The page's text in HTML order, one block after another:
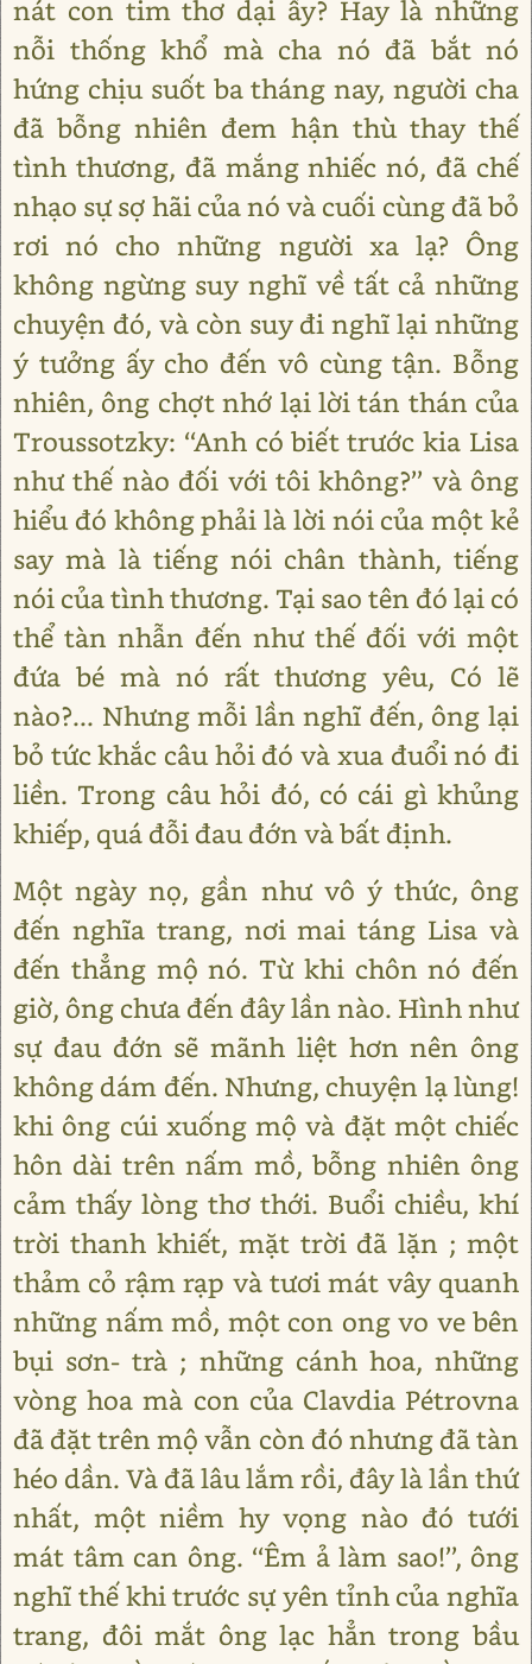
nát con tim thơ dại ấy? Hay là những
nỗi thống khổ mà cha nó đã bắt nó
hứng chịu suốt ba tháng nay, người cha
đã bỗng nhiên đem hận thù thay thế
tình thương, đã mắng nhiếc nó, đã chế
nhạo sự sợ hãi của nó và cuối cùng đã bỏ
rơi nó cho những người xa lạ? Ông
không ngừng suy nghĩ về tất cả những
chuyện đó, và còn suy đi nghĩ lại những
ý tưởng ấy cho đến vô cùng tận. Bỗng
nhiên, ông chợt nhớ lại lời tán thán của
Troussotzky: ‘‘Anh có biết trước kia Lisa
như thế nào đối với tôi không?’’ và ông
hiểu đó không phải là lời nói của một kẻ
say mà là tiếng nói chân thành, tiếng
nói của tình thương. Tại sao tên đó lại có
thể tàn nhẫn đến như thế đối với một
đứa bé mà nó rất thương yêu, Có lẽ
nào?... Nhưng mỗi lần nghĩ đến, ông lại
bỏ tức khắc câu hỏi đó và xua đuổi nó đi
liền. Trong câu hỏi đó, có cái gì khủng
khiếp, quá đỗi đau đớn và bất định.
Một ngày nọ, gần như vô ý thức, ông
đến nghĩa trang, nơi mai táng Lisa và
đến thẳng mộ nó. Từ khi chôn nó đến
giờ, ông chưa đến đây lần nào. Hình như
sự đau đớn sẽ mãnh liệt hơn nên ông
không dám đến. Nhưng, chuyện lạ lùng!
khi ông cúi xuống mộ và đặt một chiếc
hôn dài trên nấm mồ, bỗng nhiên ông
cảm thấy lòng thơ thới. Buổi chiều, khí
trời thanh khiết, mặt trời đã lặn ; một
thảm cỏ rậm rạp và tươi mát vây quanh
những nấm mồ, một con ong vo ve bên
bụi sơn- trà ; những cánh hoa, những
vòng hoa mà con của Clavdia Pétrovna
đã đặt trên mộ vẫn còn đó nhưng đã tàn
héo dần. Và đã lâu lắm rồi, đây là lần thứ
nhất, một niềm hy vọng nào đó tưới
mát tâm can ông. ‘‘Êm ả làm sao!’’, ông
nghĩ thế khi trước sự yên tỉnh của nghĩa
trang, đôi mắt ông lạc hẳn trong bầu